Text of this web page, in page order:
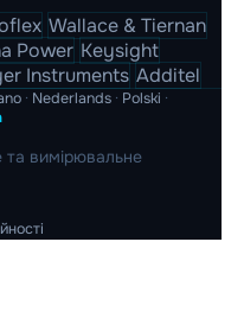
Wallace & Tiernan
Power Keysight
Instruments Additel
· Nederlands · Polski ·
вимірювальне